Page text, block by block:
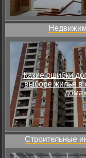
Какие ошибки
выборе жилья в
Строительные